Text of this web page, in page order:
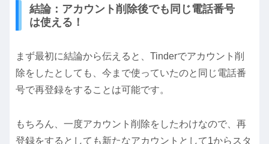
結論：アカウント削除後でも同じ電話番号
は使える！
まず最初に結論から伝えると、Tinderでアカウント削
除をしたとしても、今まで使っていたのと同じ電話番
号で再登録をすることは可能です。
もちろん、一度アカウント削除をしたわけなので、再
登録をするとしても新たなアカウントとして1からスタ